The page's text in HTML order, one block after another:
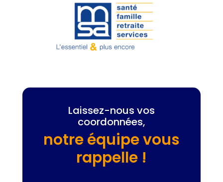
Laissez-nous vos
coordonnées,
notre équipe vous
rappelle !